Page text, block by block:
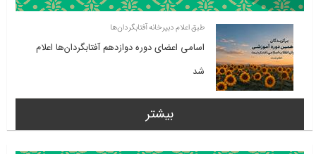
طبق اعلام دبیرخانه آفتابگردان‌ها
اسامی اعضای دوره دوازدهم آفتابگردان‌ها اعلام
شد
بیشتر